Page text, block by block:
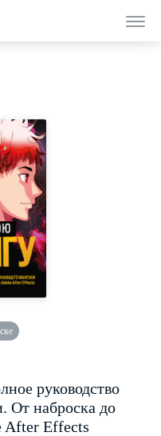
руководство
От наброска до
After Effects